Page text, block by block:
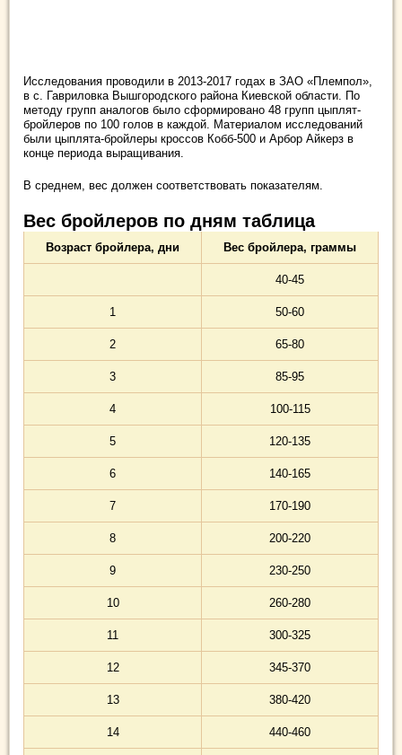
Исследования проводили в 2013-2017 годах в ЗАО «Племпол»,
в с. Гавриловка Вышгородского района Киевской области. По
методу групп аналогов было сформировано 48 групп цыплят-
бройлеров по 100 голов в каждой. Материалом исследований
были цыплята-бройлеры кроссов Кобб-500 и Арбор Айкерз в
конце периода выращивания.
В среднем, вес должен соответствовать показателям.
Вес бройлеров по дням таблица
Возраст бройлера, дни Вес бройлера, граммы
40-45
1 50-60
2 65-80
3 85-95
4 100-115
5 120-135
6 140-165
7 170-190
8 200-220
9 230-250
10 260-280
11 300-325
12 345-370
13 380-420
14 440-460